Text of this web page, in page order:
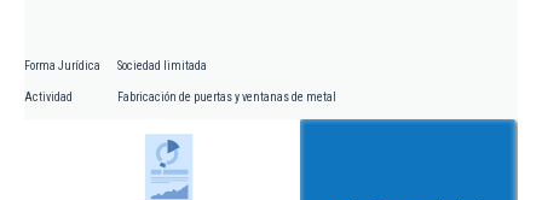
Forma Jurídica Sociedad limitada
Actividad Fabricación de puertas y ventanas de metal